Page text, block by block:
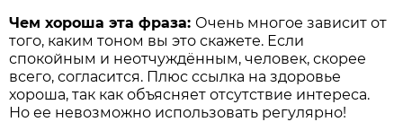
Чем хороша эта фраза: Очень многое зависит от
того, каким тоном вы это скажете. Если
спокойным и неотчуждённым, человек, скорее
всего, согласится. Плюс ссылка на здоровье
хороша, так как объясняет отсутствие интереса.
Но ее невозможно использовать регулярно!